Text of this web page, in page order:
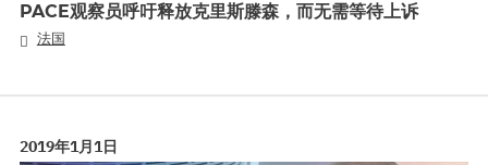
PACE观察员呼吁释放克里斯滕森，而无需等待上诉
法国
2019年1月1日